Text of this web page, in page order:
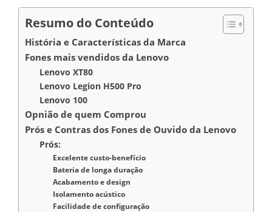
Resumo do Conteúdo
História e Características da Marca
Fones mais vendidos da Lenovo
Lenovo XT80
Lenovo Legion H500 Pro
Lenovo 100
Opnião de quem Comprou
Prós e Contras dos Fones de Ouvido da Lenovo
Prós:
Excelente custo-benefício
Bateria de longa duração
Acabamento e design
Isolamento acústico
Facilidade de configuração